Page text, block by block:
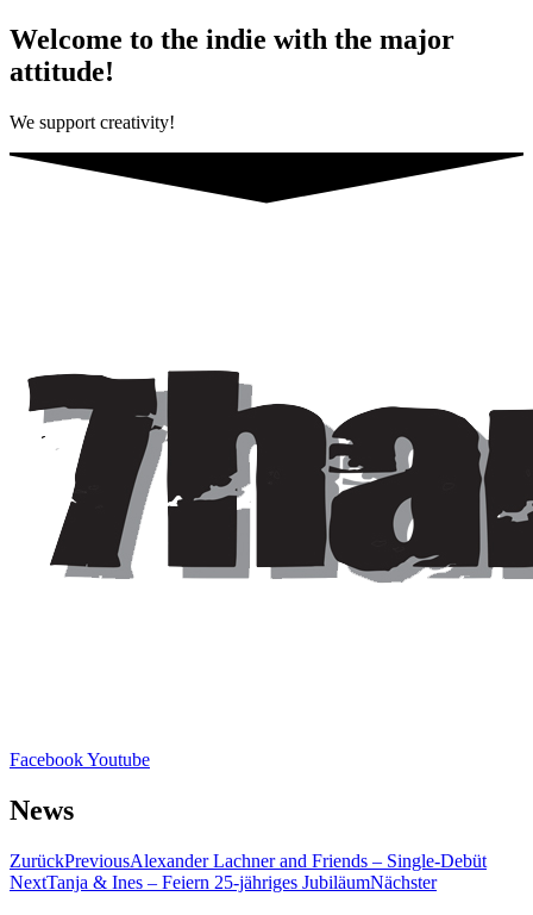
Welcome to the indie with the major
attitude!
We support creativity!
FacebookYoutube
News
ZurückPreviousAlexander Lachner and Friends – Single-Debüt
NextTanja & Ines – Feiern 25-jähriges JubiläumNächster